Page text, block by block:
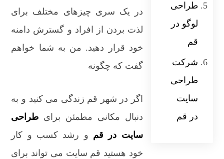
در یک سری چیزهای مختلف برای
لذت بردن از افراد و گسترش دامنه
خود قرار دهید. من به شما خواهم
گفت که چگونه
اگر در شهر قم زندگی می کنید و به
دنبال مکانی مطمئن برای طراحی
سایت در قم و رشد کسب و کار
خود هستید قم سایت می تواند برای
طراحی
لوگو در
قم
شرکت
طراحی
سایت
در قم